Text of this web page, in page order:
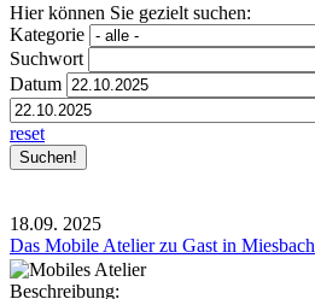
Hier können Sie gezielt suchen:
Kategorie
Suchwort
Datum
reset
18.09. 2025
Das Mobile Atelier zu Gast in Miesbach
Beschreibung: